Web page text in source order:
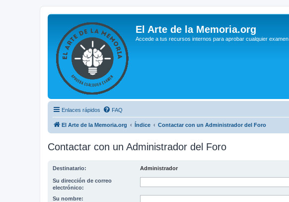
El Arte de la Memoria.org
Accede a tus recursos internos para aprobar cualquier examen
Enlaces rápidos FAQ
El Arte de la Memoria.org Índice Contactar con un Administrador del Foro
Contactar con un Administrador del Foro
Destinatario: Administrador
Su dirección de correo
electrónico:
Su nombre: